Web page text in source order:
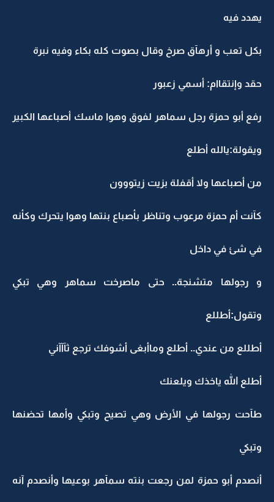
يهدد فيه
بكل تعب و أرهآق صرخ وقال بصوت كله بكاء وفيه نبرة
حقد وإنتقاام: أسمي زعبور
رفع أبو حمزة رجل سماهر لفوق وهوا ماسك أصباعها الكبير
ويقولة:يالله أطلع
من أصباعها ولا أقفلة بزيت زيتووون
كآنت أم حمزة مرعوب وتناظر بأصباع بنتها وهوا يتحرك وكأنه
في شئ في داخل
و رجولها متشنجة.. حتى ماصرخت سماهر وهي تبكي
وتقول:أطللع
أطللع من عندي.. أطلع وماأبغى أشوفك ترجع ثآآآني
أطلع الله ياخذك ويلعنك
طآحت رجولها في الأرض وهي تصيح وتبكي وأمها تحضنها
وتبكي
أنصدم أبو حمزة لمن رجعت بنته سمآهر بوعيها وأنصدم آنه